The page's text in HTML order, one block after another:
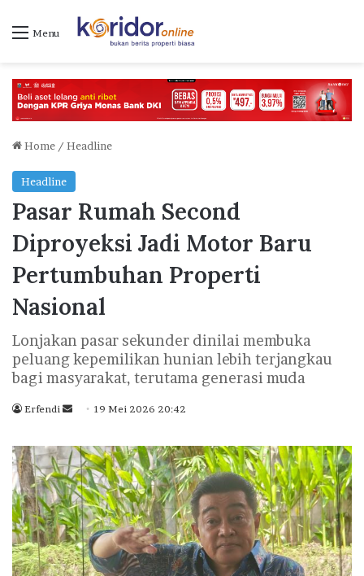
Menu
Home / Headline
Headline
Pasar Rumah Second
Diproyeksi Jadi Motor Baru
Pertumbuhan Properti
Nasional
Lonjakan pasar sekunder dinilai membuka
peluang kepemilikan hunian lebih terjangkau
bagi masyarakat, terutama generasi muda
Erfendi
n
d
a
n
e
m
a
19 Mei 2026 20:42